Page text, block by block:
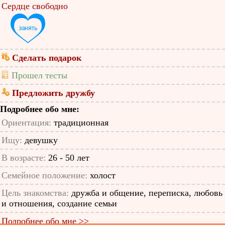
Сердце свободно
Сделать подарок
Прошел тесты
Предложить дружбу
Подробнее обо мне:
Ориентация: традиционная
Ищу: девушку
В возрасте: 26 - 50 лет
Семейное положение: холост
Цель знакомства: дружба и общение, переписка, любовь
и отношения, создание семьи
Подробнее обо мне >>